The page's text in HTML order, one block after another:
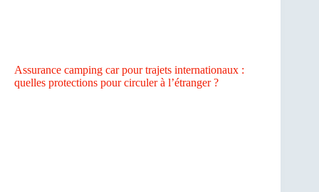
Assurance camping car pour trajets internationaux :
quelles protections pour circuler à l’étranger ?